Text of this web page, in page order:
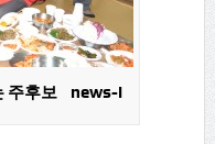
주후보 news-i